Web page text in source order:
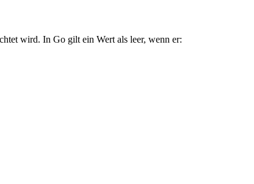
wird. In Go gilt ein Wert als leer, wenn er: